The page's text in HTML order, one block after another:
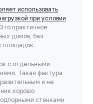
использовать
при условии
практичное
домов, баз
площадок.
с отдельными
Такая фактура
и не
хорошо
стенками